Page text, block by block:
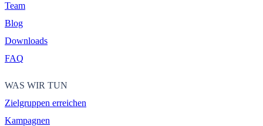
Team
Blog
Downloads
FAQ
WAS WIR TUN
Zielgruppen erreichen
Kampagnen